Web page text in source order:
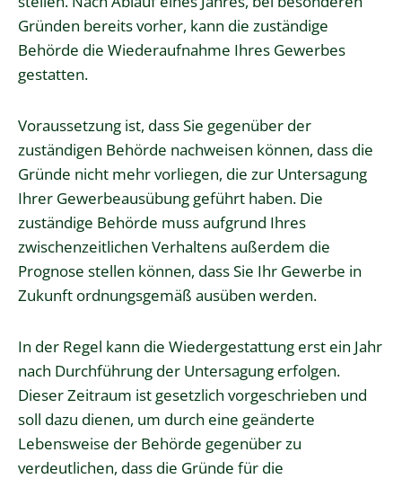
Gründen bereits vorher, kann die zuständige
Behörde die Wiederaufnahme Ihres Gewerbes
gestatten.
Voraussetzung ist, dass Sie gegenüber der
zuständigen Behörde nachweisen können, dass die
Gründe nicht mehr vorliegen, die zur Untersagung
Ihrer Gewerbeausübung geführt haben. Die
zuständige Behörde muss aufgrund Ihres
zwischenzeitlichen Verhaltens außerdem die
Prognose stellen können, dass Sie Ihr Gewerbe in
Zukunft ordnungsgemäß ausüben werden.
In der Regel kann die Wiedergestattung erst ein Jahr
nach Durchführung der Untersagung erfolgen.
Dieser Zeitraum ist gesetzlich vorgeschrieben und
soll dazu dienen, um durch eine geänderte
Lebensweise der Behörde gegenüber zu
verdeutlichen, dass die Gründe für die